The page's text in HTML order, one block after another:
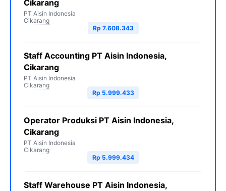
Cikarang
PT Aisin Indonesia
Cikarang
Rp 7.608.343
Staff Accounting PT Aisin Indonesia,
Cikarang
PT Aisin Indonesia
Cikarang
Rp 5.999.433
Operator Produksi PT Aisin Indonesia,
Cikarang
PT Aisin Indonesia
Cikarang
Rp 5.999.434
Staff Warehouse PT Aisin Indonesia,